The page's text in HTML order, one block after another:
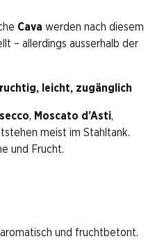
Cava werden nach diesem
– allerdings ausserhalb der
leicht, zugänglich
, Moscato d’Asti,
meist im Stahltank.
und Frucht.
und fruchtbetont.